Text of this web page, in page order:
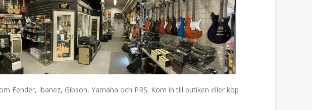
Fender, Ibanez, Gibson, Yamaha och PRS. Kom in till butiken eller köp